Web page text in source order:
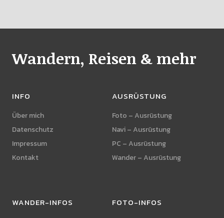
Wandern, Reisen & mehr
INFO
Über mich
Datenschutz
Impressum
Kontakt
AUSRÜSTUNG
Foto – Ausrüstung
Navi – Ausrüstung
PC – Ausrüstung
Wander – Ausrüstung
WANDER-INFOS FOTO-INFOS